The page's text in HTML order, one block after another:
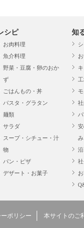
シピ
お肉料理
魚介料理
野菜・豆腐・卵のおか
ず
ごはんもの・丼
パスタ・グラタン
麺類
サラダ
スープ・シチュー・汁
物
パン・ピザ
デザート・お菓子
知
み
ポリシー 本サイトのご